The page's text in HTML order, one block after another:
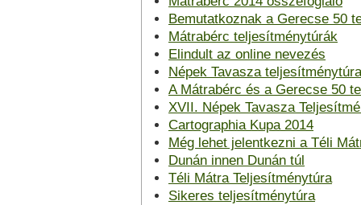
Bemutatkoznak a Gerecse 50
Mátrabérc teljesítménytúrák
Elindult az online nevezés
Népek Tavasza teljesítménytúra
A Mátrabérc és a Gerecse 50
XVII. Népek Tavasza
Cartographia Kupa 2014
Még lehet jelentkezni a Téli
Dunán innen Dunán túl
Téli Mátra Teljesítménytúra
Sikeres teljesítménytúra